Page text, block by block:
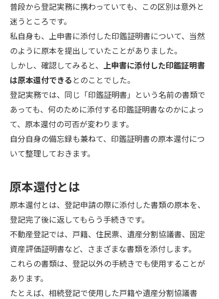
普段から登記実務に携わっていても、この区別は意外と
迷うところです。
私自身も、上申書に添付した印鑑証明書について、当然
のように原本を提出していたことがありました。
しかし、確認してみると、 上申書に添付した印鑑証明書
は原本還付できる とのことでした。
登記実務では、同じ「印鑑証明書」という名前の書類で
あっても、何のために添付する印鑑証明書なのかによっ
て、原本還付の可否が変わります。
自分自身の備忘録も兼ねて、印鑑証明書の原本還付につ
いて整理しておきます。
原本還付とは
原本還付とは、登記申請の際に添付した書類の原本を、
登記完了後に返してもらう手続きです。
不動産登記では、戸籍、住民票、遺産分割協議書、固定
資産評価証明書など、さまざまな書類を添付します。
これらの書類は、登記以外の手続きでも使用することが
あります。
たとえば、相続登記で使用した戸籍や遺産分割協議書